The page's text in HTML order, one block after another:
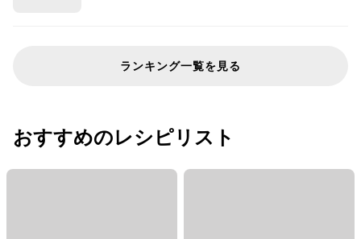
ランキング一覧を見る
おすすめのレシピリスト